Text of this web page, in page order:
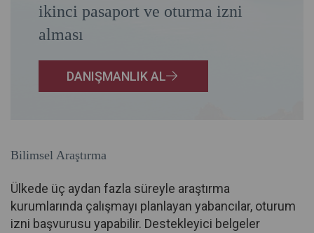
ikinci pasaport ve oturma izni
alması
DANIŞMANLIK AL
Bilimsel Araştırma
Ülkede üç aydan fazla süreyle araştırma
kurumlarında çalışmayı planlayan yabancılar, oturum
izni başvurusu yapabilir. Destekleyici belgeler